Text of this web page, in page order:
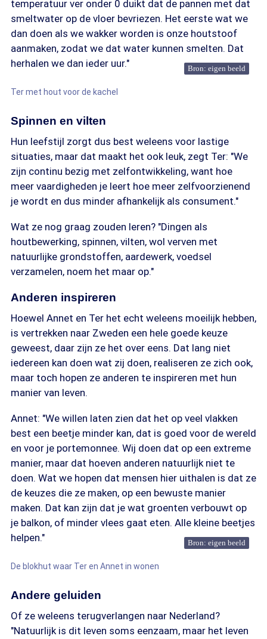
temperatuur ver onder 0 duikt dat de pannen met dat
smeltwater op de vloer bevriezen. Het eerste wat we
dan doen als we wakker worden is onze houtstoof
aanmaken, zodat we dat water kunnen smelten. Dat
herhalen we dan ieder uur."
Bron: eigen beeld
Ter met hout voor de kachel
Spinnen en vilten
Hun leefstijl zorgt dus best weleens voor lastige
situaties, maar dat maakt het ook leuk, zegt Ter: "We
zijn continu bezig met zelfontwikkeling, want hoe
meer vaardigheden je leert hoe meer zelfvoorzienend
je wordt en dus minder afhankelijk als consument."
Wat ze nog graag zouden leren? "Dingen als
houtbewerking, spinnen, vilten, wol verven met
natuurlijke grondstoffen, aardewerk, voedsel
verzamelen, noem het maar op."
Anderen inspireren
Hoewel Annet en Ter het echt weleens moeilijk hebben,
is vertrekken naar Zweden een hele goede keuze
geweest, daar zijn ze het over eens. Dat lang niet
iedereen kan doen wat zij doen, realiseren ze zich ook,
maar toch hopen ze anderen te inspireren met hun
manier van leven.
Annet: "We willen laten zien dat het op veel vlakken
best een beetje minder kan, dat is goed voor de wereld
en voor je portemonnee. Wij doen dat op een extreme
manier, maar dat hoeven anderen natuurlijk niet te
doen. Wat we hopen dat mensen hier uithalen is dat ze
de keuzes die ze maken, op een bewuste manier
maken. Dat kan zijn dat je wat groenten verbouwt op
je balkon, of minder vlees gaat eten. Alle kleine beetjes
helpen."
Bron: eigen beeld
De blokhut waar Ter en Annet in wonen
Andere geluiden
Of ze weleens terugverlangen naar Nederland?
"Natuurlijk is dit leven soms eenzaam, maar het leven